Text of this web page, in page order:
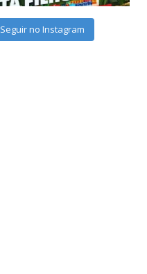
Seguir no Instagram